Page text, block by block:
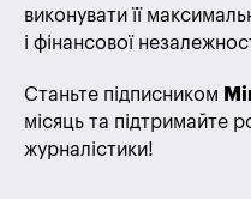
виконувати її
і фінансової
Станьте підписником
місяць та підтримайте
журналістики!